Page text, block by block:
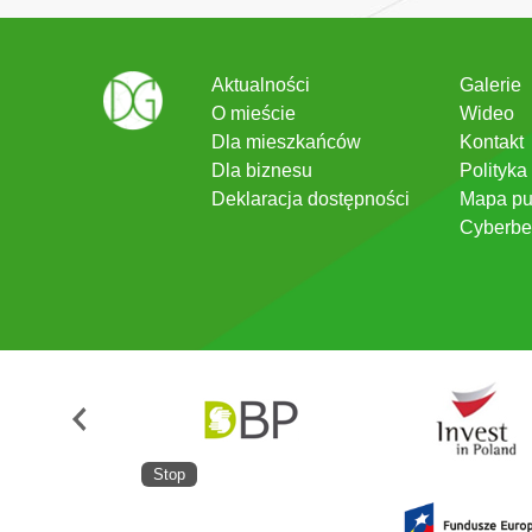
Aktualności
O mieście
Dla mieszkańców
Dla biznesu
Deklaracja dostępności
Galerie
Wideo
Kontakt
Mapa
Stop